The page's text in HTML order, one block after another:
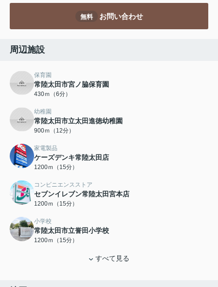
無料 お問い合わせ
周辺施設
保育園
常陸太田市宮ノ脇保育園
430ｍ（6分）
幼稚園
常陸太田市立太田進徳幼稚園
900ｍ（12分）
家電製品
ケーズデンキ常陸太田店
1200ｍ（15分）
コンビニエンスストア
セブンイレブン常陸太田宮本店
1200ｍ（15分）
小学校
常陸太田市立誉田小学校
1200ｍ（15分）
すべて見る